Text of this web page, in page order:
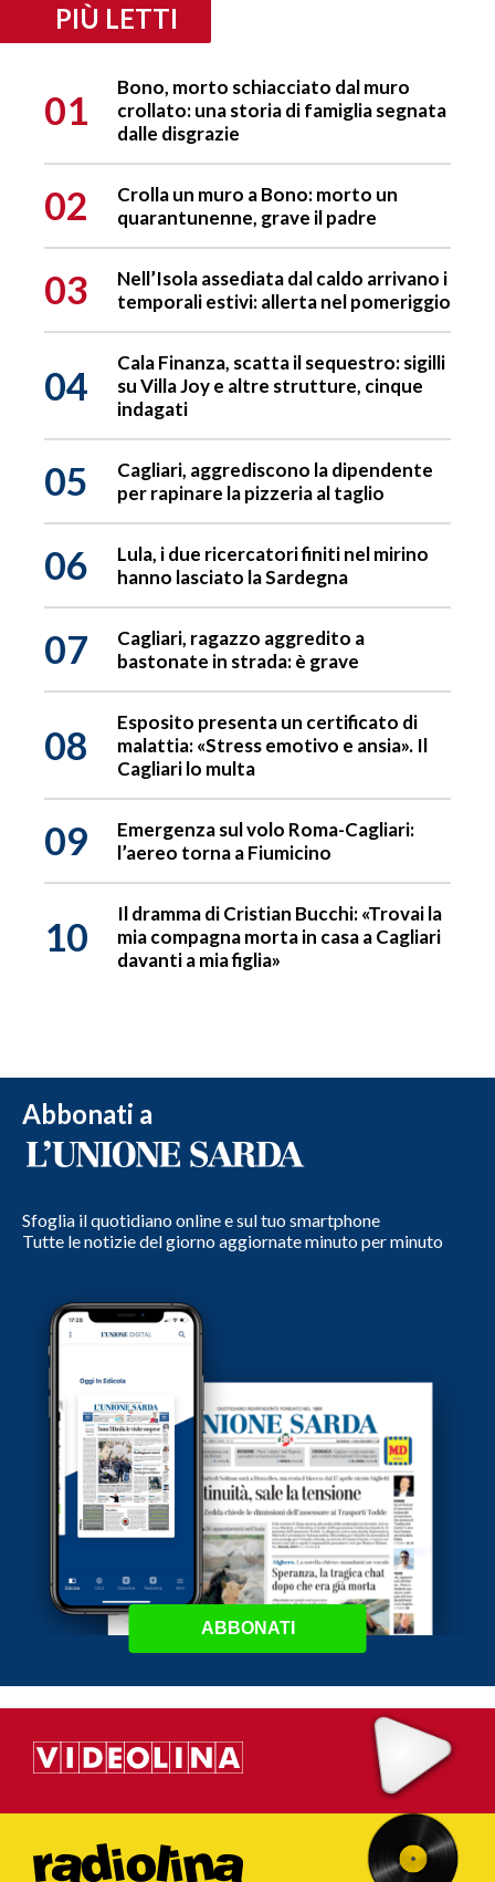
PIÙ LETTI
01
Bono, morto schiacciato dal muro
crollato: una storia di famiglia segnata
dalle disgrazie
02
Crolla un muro a Bono: morto un
quarantunenne, grave il padre
03
Nell’Isola assediata dal caldo arrivano i
temporali estivi: allerta nel pomeriggio
04
Cala Finanza, scatta il sequestro: sigilli
su Villa Joy e altre strutture, cinque
indagati
05
Cagliari, aggrediscono la dipendente
per rapinare la pizzeria al taglio
06
Lula, i due ricercatori finiti nel mirino
hanno lasciato la Sardegna
07
Cagliari, ragazzo aggredito a
bastonate in strada: è grave
08
Esposito presenta un certificato di
malattia: «Stress emotivo e ansia». Il
Cagliari lo multa
09
Emergenza sul volo Roma-Cagliari:
l’aereo torna a Fiumicino
10
Il dramma di Cristian Bucchi: «Trovai la
mia compagna morta in casa a Cagliari
davanti a mia figlia»
Abbonati a
Sfoglia il quotidiano online e sul tuo smartphone
Tutte le notizie del giorno aggiornate minuto per minuto
ABBONATI